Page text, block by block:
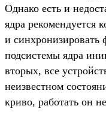
Однако есть и
ядра рекомендуется
и синхронизировать
подсистемы ядра
вторых, все
неизвестном
криво, работать он